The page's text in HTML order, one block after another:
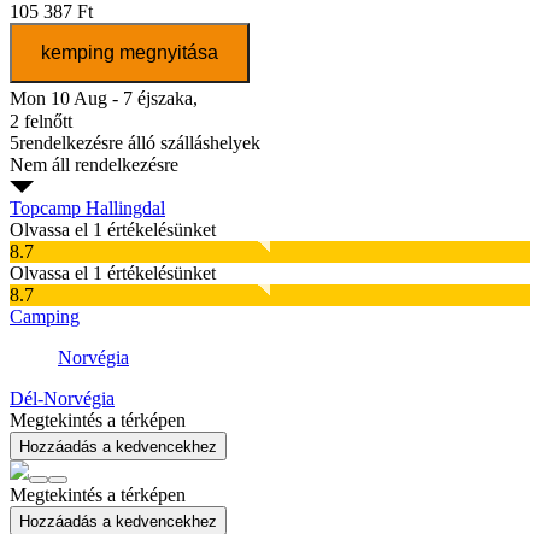
105 387 Ft
kemping megnyitása
Mon 10 Aug - 7 éjszaka,
2 felnőtt
5rendelkezésre álló szálláshelyek
Nem áll rendelkezésre
Topcamp Hallingdal
Olvassa el 1 értékelésünket
8.7
Olvassa el 1 értékelésünket
8.7
Camping
Norvégia
Dél-Norvégia
Megtekintés a térképen
Hozzáadás a kedvencekhez
Megtekintés a térképen
Hozzáadás a kedvencekhez